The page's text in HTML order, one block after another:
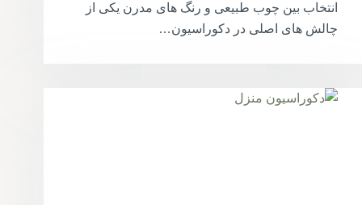
انتخاب بین چوب طبیعی و رنگ های مدرن یکی از
چالش های اصلی در دکوراسیون…